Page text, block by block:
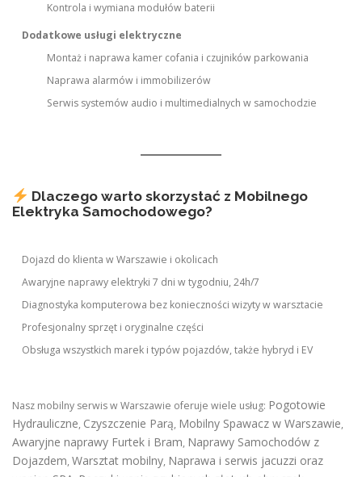
Kontrola i wymiana modułów baterii
Dodatkowe usługi elektryczne
Montaż i naprawa kamer cofania i czujników parkowania
Naprawa alarmów i immobilizerów
Serwis systemów audio i multimedialnych w samochodzie
Dlaczego warto skorzystać z Mobilnego
Elektryka Samochodowego?
Dojazd do klienta w Warszawie i okolicach
Awaryjne naprawy elektryki 7 dni w tygodniu, 24h/7
Diagnostyka komputerowa bez konieczności wizyty w warsztacie
Profesjonalny sprzęt i oryginalne części
Obsługa wszystkich marek i typów pojazdów, także hybryd i EV
Nasz mobilny serwis w Warszawie oferuje wiele usług: Pogotowie
Hydrauliczne, Czyszczenie Parą, Mobilny Spawacz w Warszawie,
Awaryjne naprawy Furtek i Bram, Naprawy Samochodów z
Dojazdem, Warsztat mobilny, Naprawa i serwis jacuzzi oraz